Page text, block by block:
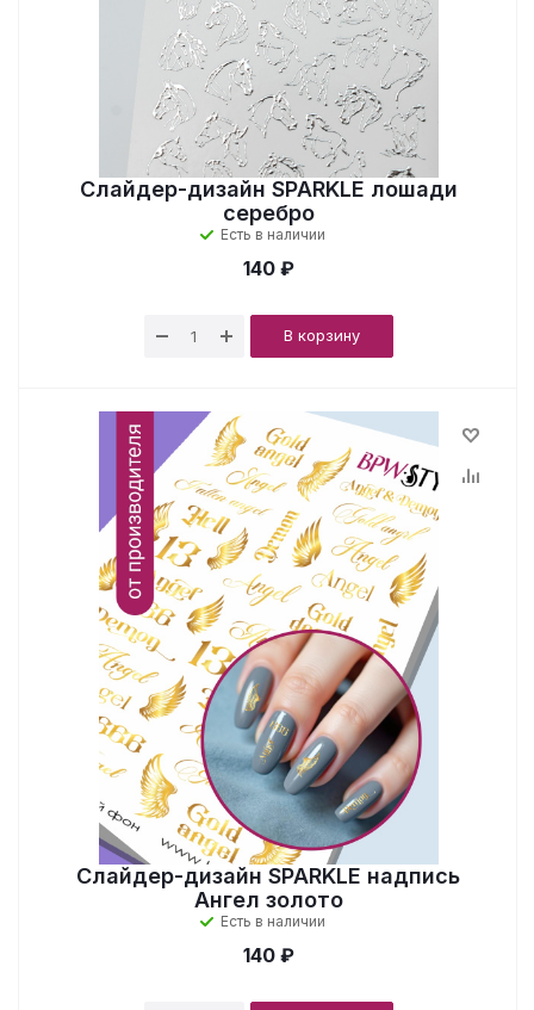
Слайдер-дизайн SPARKLE лошади
серебро
Есть в наличии
140 ₽
В корзину
Слайдер-дизайн SPARKLE надпись
Ангел золото
Есть в наличии
140 ₽